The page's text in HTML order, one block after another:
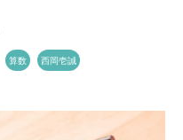
算数 西岡壱誠